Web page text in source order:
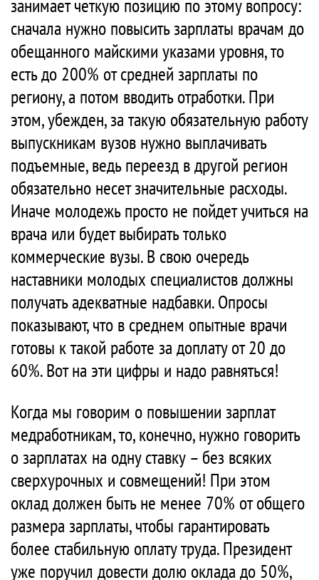
занимает четкую позицию по этому вопросу:
сначала нужно повысить зарплаты врачам до
обещанного майскими указами уровня, то
есть до 200% от средней зарплаты по
региону, а потом вводить отработки. При
этом, убежден, за такую обязательную работу
выпускникам вузов нужно выплачивать
подъемные, ведь переезд в другой регион
обязательно несет значительные расходы.
Иначе молодежь просто не пойдет учиться на
врача или будет выбирать только
коммерческие вузы. В свою очередь
наставники молодых специалистов должны
получать адекватные надбавки. Опросы
показывают, что в среднем опытные врачи
готовы к такой работе за доплату от 20 до
60%. Вот на эти цифры и надо равняться!
Когда мы говорим о повышении зарплат
медработникам, то, конечно, нужно говорить
о зарплатах на одну ставку – без всяких
сверхурочных и совмещений! При этом
оклад должен быть не менее 70% от общего
размера зарплаты, чтобы гарантировать
более стабильную оплату труда. Президент
уже поручил довести долю оклада до 50%,